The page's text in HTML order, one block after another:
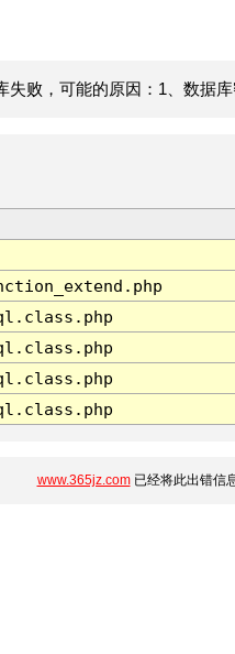
败，可能的原因：1、数据
www.365jz.com已经将此出错信